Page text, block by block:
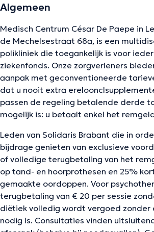
Algemeen
Medisch Centrum César De Paepe in
de Mechelsestraat 68a, is een
polikliniek die toegankelijk is voor
ziekenfonds. Onze zorgverleners
aanpak met geconventioneerde
dat u nooit extra
passen de regeling betalende derde
mogelijk is: u betaalt enkel het
Leden van Solidaris Brabant die in
bijdrage genieten van exclusieve
of volledige terugbetaling van het
op tand- en hoorprothesen en 25%
gemaakte oordoppen. Voor
terugbetaling van € 20 per sessie
diëtiek volledig wordt vergoed zonder
nodig is. Consultaties vinden